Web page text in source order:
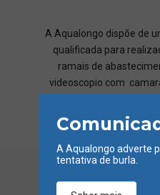
A Aqualongo dispõe de
qualificada para
ramais de
videoscopio com
A Aqualongo adverte
tentativa de burla.